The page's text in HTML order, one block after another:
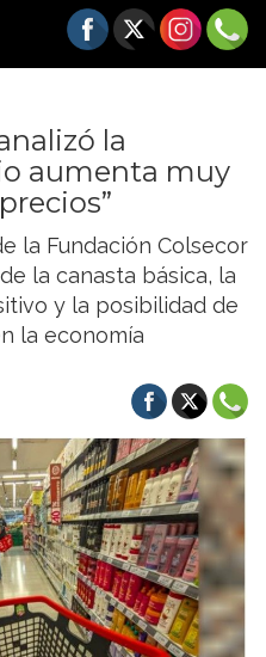
la
aumenta muy
la Fundación Colsecor
la canasta básica, la
y la posibilidad de
la economía